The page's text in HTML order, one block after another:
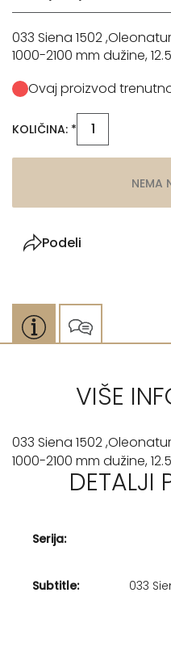
033 Siena 1502
1000-2100 mm dužine,
Ovaj proizvod
KOLIČINA: *
NEMA
Podeli
VIŠE
033 Siena 1502
1000-2100 mm dužine,
DETALJI
Serija:
Subtitle: 033